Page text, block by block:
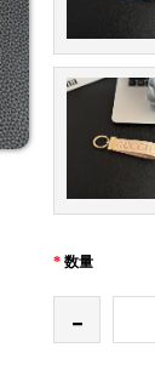
* 数量
-